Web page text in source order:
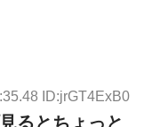
ID:jrGT4ExB0
るとちょっと